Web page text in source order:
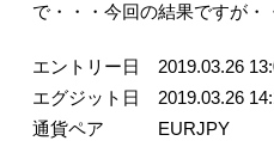
で・・・今回の結果ですが・
エントリー日 2019.03.26
エグジット日 2019.03.26
通貨ペア EURJPY